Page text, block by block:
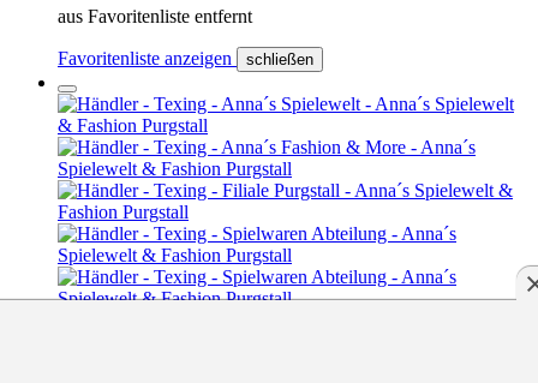
aus Favoritenliste entfernt
Favoritenliste anzeigen schließen